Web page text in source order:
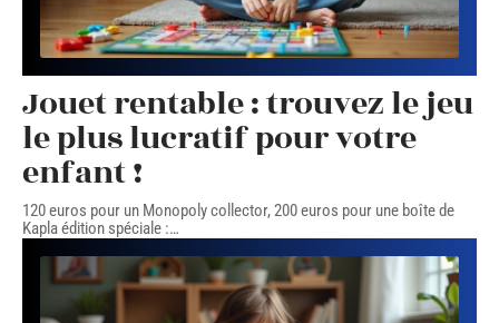
Jouet rentable : trouvez le jeu
le plus lucratif pour votre
enfant !
120 euros pour un Monopoly collector, 200 euros pour une boîte de
Kapla édition spéciale :…